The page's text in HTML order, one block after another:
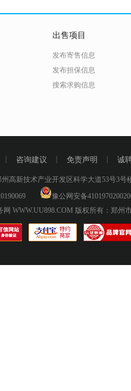
出售项目
发布寄售信息
发布担保信息
搜索求购信息
咨询建议 免责声明 诚
高新技术产业开发区科学大道53号3号
豫公网安备
网 WWW.UU898.COM 版权所有：郑州